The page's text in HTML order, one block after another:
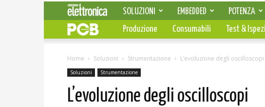
SELEZIONE DI
SOLUZIONI EMBEDDED POTENZA
PCB
Produzione Consumabili Test &
Home Soluzioni Strumentazione L’evoluzione degli oscilloscopi
Soluzioni Strumentazione
L’evoluzione degli oscilloscopi